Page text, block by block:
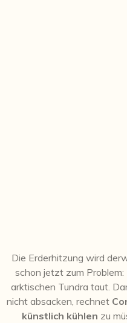
Die Erderhitzung wird
schon jetzt zum Problem:
arktischen Tundra taut.
nicht absacken, rechnet
künstlich kühlen zu